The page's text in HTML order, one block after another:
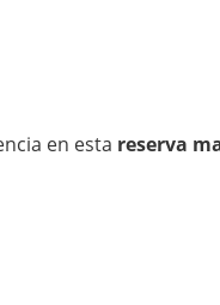
en esta reserva